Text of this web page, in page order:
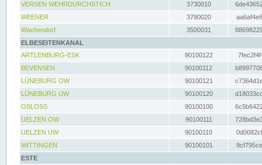
VERSEN WEHRDURCHSTICH
3730010
WEENER
3790020
Wachendorf
3500031
ELBESEITENKANAL
ARTLENBURG-ESK
90100122
BEVENSEN
90100112
LÜNEBURG OW
90100121
LÜNEBURG UW
90100120
OSLOSS
90100100
UELZEN OW
90100111
UELZEN UW
90100110
WITTINGEN
90100101
ESTE